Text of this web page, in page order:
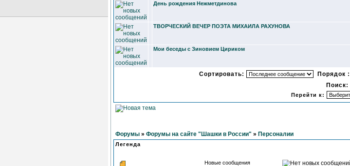
День рождения Нежметдинова
ТВОРЧЕСКИЙ ВЕЧЕР ПОЭТА МИХАИЛА РАХУНОВА
Мои беседы с Зиновием Цириком
Сортировать: Порядок :
Поиск:
Перейти к:
Форумы » Форумы на сайте "Шашки в России" » Персоналии
Легенда
Новые сообщения